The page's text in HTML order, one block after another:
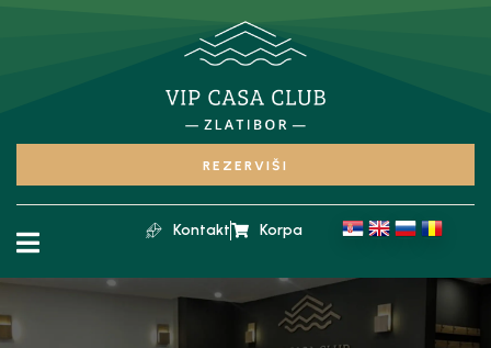
REZERVIŠI
Kontakt Korpa